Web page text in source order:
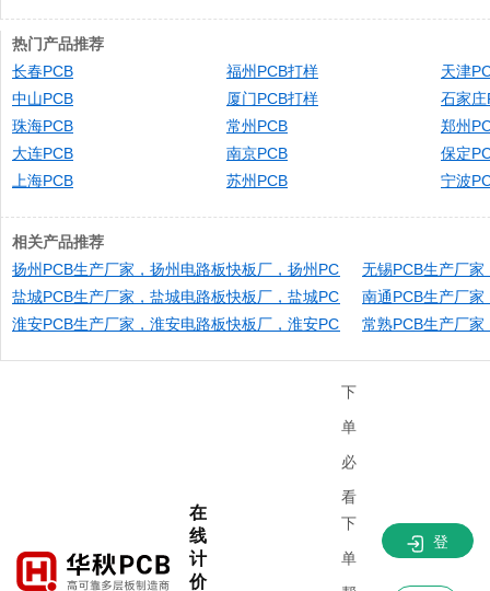
热门产品推荐
长春PCB
中山PCB
珠海PCB
大连PCB
上海PCB
福州PCB打样
厦门PCB打样
常州PCB
南京PCB
苏州PCB
天津
石家庄
郑州
保定
宁波
相关产品推荐
扬州PCB生产厂家，扬州电路板快板厂，扬州PCB快速打样，扬州
盐城PCB生产厂家，盐城电路板快板厂，盐城PCB快速打样，盐城
淮安PCB生产厂家，淮安电路板快板厂，淮安PCB快速打样，淮安
无锡PCB生产厂
南通PCB生产厂
常熟PCB生产厂